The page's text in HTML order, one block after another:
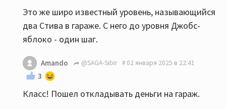
Это же широ известный уровень, называющийся
два Стива в гараже. С него до уровня Джобс-
яблоко - один шаг.
Amando @SAGA-Sibir 02 января 2025 в 22:41
3
Класс! Пошел откладывать деньги на гараж.